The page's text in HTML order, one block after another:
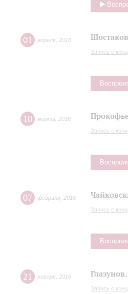
01 апреля 2016
Запись с
10 марта 2016
Запись с
07 февраля 2016
Запись с
21 января 2016
Запись с